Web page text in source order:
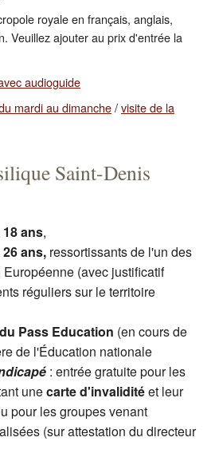
royale en français, anglais,
Veuillez ajouter au prix d'entrée la
audioguide
mardi au dimanche/visite de la
Saint-Denis
ans,
ans, ressortissants de l'un des
(avec justificatif
réguliers sur le territoire
Pass Education (en cours de
de l'Éducation nationale
: entrée gratuite pour les
unecarte d'invaliditéet leur
pour les groupes venant
(sur attestation du directeur